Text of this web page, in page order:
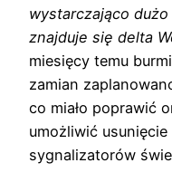
wystarczająco
znajduje się delta
miesięcy temu
zamian
co miało poprawić
umożliwić
sygnalizatorów